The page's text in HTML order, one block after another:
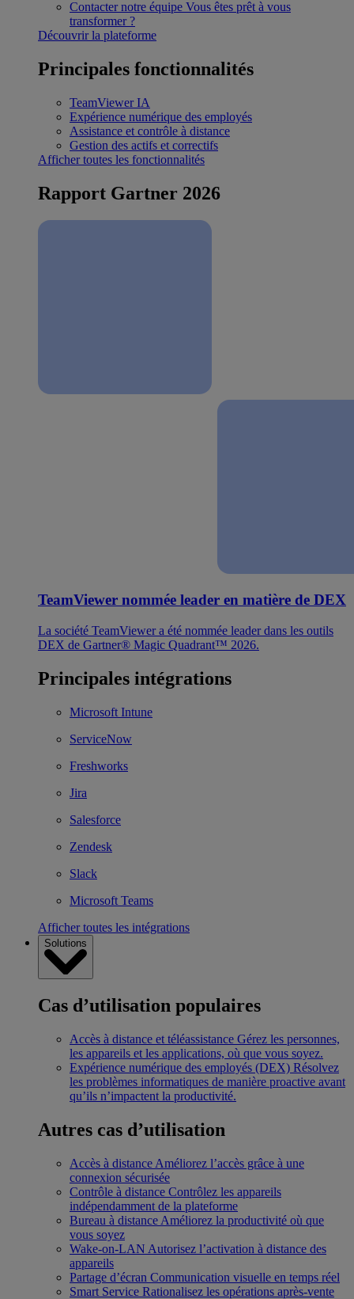
Contacter notre équipe Vous êtes prêt à vous
transformer ?
Découvrir la plateforme
Principales fonctionnalités
TeamViewer IA
Expérience numérique des employés
Assistance et contrôle à distance
Gestion des actifs et correctifs
Afficher toutes les fonctionnalités
Rapport Gartner 2026
TeamViewer nommée leader en matière de DEX
La société TeamViewer a été nommée leader dans les outils
DEX de Gartner® Magic Quadrant™ 2026.
Principales intégrations
Microsoft Intune
ServiceNow
Freshworks
Jira
Salesforce
Zendesk
Slack
Microsoft Teams
Afficher toutes les intégrations
Solutions
Cas d’utilisation populaires
Accès à distance et téléassistance Gérez les personnes,
les appareils et les applications, où que vous soyez.
Expérience numérique des employés (DEX) Résolvez
les problèmes informatiques de manière proactive avant
qu’ils n’impactent la productivité.
Autres cas d’utilisation
Accès à distance Améliorez l’accès grâce à une
connexion sécurisée
Contrôle à distance Contrôlez les appareils
indépendamment de la plateforme
Bureau à distance Améliorez la productivité où que
vous soyez
Wake-on-LAN Autorisez l’activation à distance des
appareils
Partage d’écran Communication visuelle en temps réel
Smart Service Rationalisez les opérations après-vente